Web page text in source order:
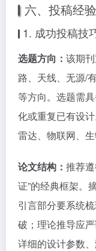
六、投稿经
1. 成功投稿技
选题方向： 该期
路、天线、无源/
等方向。选题需
化或重复已有设
雷达、物联网、
论文结构： 推荐
证”的经典框架。
引言部分要系统
破；理论推导应
详细的设计参数、